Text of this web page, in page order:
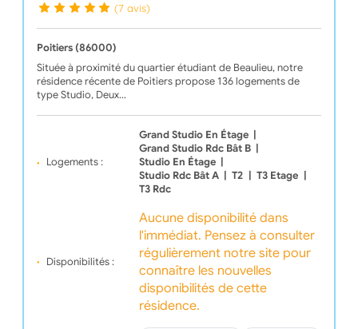
(7 avis)
Poitiers (86000)
Située à proximité du quartier étudiant de Beaulieu, notre
résidence récente de Poitiers propose 136 logements de
type Studio, Deux…
Logements :
Grand Studio En Étage
Grand Studio Rdc Bât B
Studio En Étage
Studio Rdc Bât A
T2 T3 Etage
T3 Rdc
Disponibilités :
Aucune disponibilité dans
l'immédiat. Pensez à consulter
régulièrement notre site pour
connaître les nouvelles
disponibilités de cette
résidence.